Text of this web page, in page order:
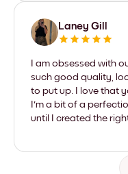
Laney Gill
I am obsessed with
such good quality,
to put up. I love that
I'm a bit of a
until I created the